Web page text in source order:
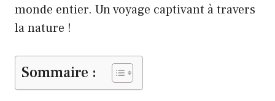
monde entier. Un voyage captivant à travers
la nature !
Sommaire :